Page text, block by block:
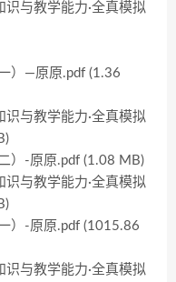
与教学能力·全真模拟
—原原.pdf (1.36
与教学能力·全真模拟
-原原.pdf (1.08 MB)
与教学能力·全真模拟
-原原.pdf (1015.86
与教学能力·全真模拟